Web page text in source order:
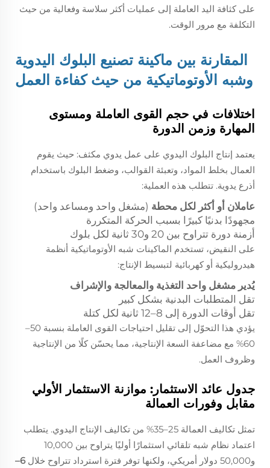
على كثافة اليد العاملة إلى عمليات أكثر سلاسة وفعالية من حيث
التكلفة مع مرور الوقت.
المقارنة بين ماكينة تصنيع البلوك اليدوية
وشبه الأوتوماتيكية من حيث كفاءة العمل
اختلافات في حجم القوى العاملة ومستوى
المهارة وزمن الدورة
يعتمد إنتاج البلوك اليدوي على عمل يدوي مكثف: حيث يقوم
العمال بخلط المواد، وتعبئة القوالب، وضغط البلوك باستخدام
أذرع يدوية. تتطلب هذه العملية:
عاملان أو أكثر لكل محطة (مشغل واحد ومساعد واحد)
مجهودًا بدنيًا كبيرًا بسبب الحركة المتكررة
أزمنة دورة تتراوح بين 20 و30 ثانية لكل بلوك
على النقيض، تستخدم الماكينات شبه الأوتوماتيكية أنظمة
هيدروليكية أو كهربائية لتبسيط الإنتاج:
يُدير مشغل واحد التغذية والمعالجة والإشراف
تقل المتطلبات البدنية بشكل كبير
تقل أوقات الدورة إلى 8–12 ثانية لكل كتلة
يؤدي هذا التحوّل إلى تقليل احتياجات القوى العاملة بنسبة 50–
60% مع مضاعفة السعة الإنتاجية، مما يحسّن كلًا من الإنتاجية
وظروف العمل.
جدول عائد الاستثمار: موازنة الاستثمار الأولي
مقابل وفورات العمالة
تمثل تكاليف العمالة 25–35% من تكاليف الإنتاج اليدوي. يتطلب
اعتماد نظام شبه تلقائي استثمارًا أوليًا يتراوح بين 10,000
و50,000 دولار أمريكي، ولكنها توفر فترة استرداد تتراوح خلال
6–